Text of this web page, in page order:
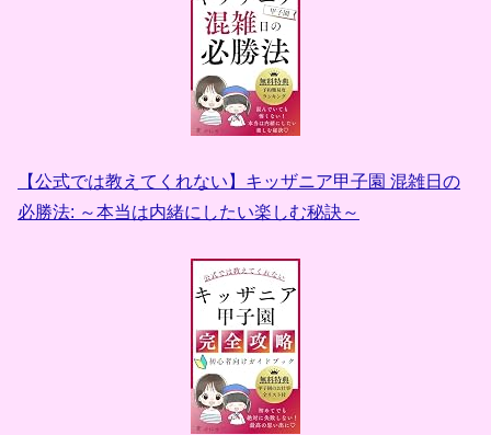
【公式では教えてくれない】キッザニア甲子園 混雑日の
必勝法: ～本当は内緒にしたい楽しむ秘訣～